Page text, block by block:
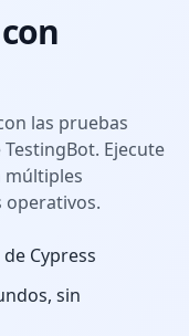
las pruebas
Ejecute
múltiples
operativos.
Cypress
sin